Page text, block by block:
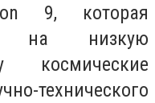
9, которая
на низкую
космические